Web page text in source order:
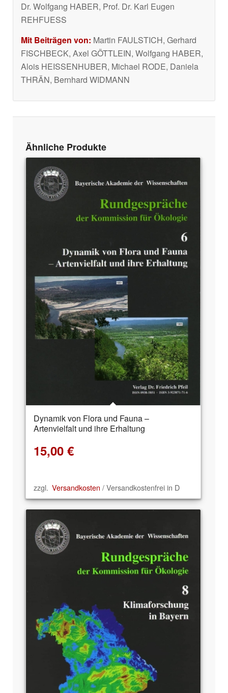
Dr. Wolfgang HABER, Prof. Dr. Karl Eugen
REHFUESS
Mit Beiträgen von: Martin FAULSTICH, Gerhard
FISCHBECK, Axel GÖTTLEIN, Wolfgang HABER,
Alois HEISSENHUBER, Michael RODE, Daniela
THRÄN, Bernhard WIDMANN
Ähnliche Produkte
Dynamik von Flora und Fauna –
Artenvielfalt und ihre Erhaltung
15,00 €
zzgl. Versandkosten / Versandkostenfrei in D